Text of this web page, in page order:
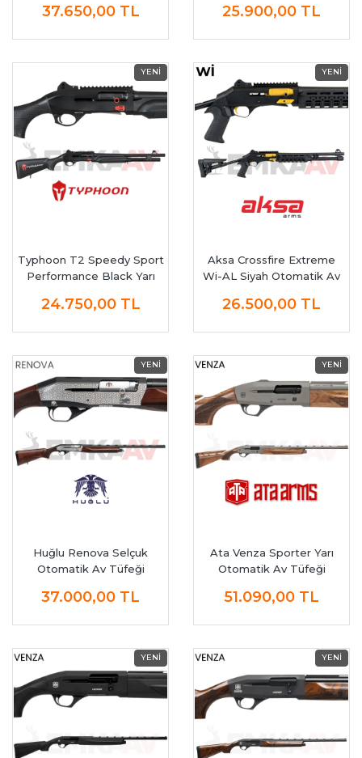
37.650,00 TL 25.900,00 TL
Typhoon T2 Speedy Sport
Performance Black Yarı
24.750,00 TL
Aksa Crossfire Extreme
Wi-AL Siyah Otomatik Av
26.500,00 TL
Huğlu Renova Selçuk
Otomatik Av Tüfeği
37.000,00 TL
Ata Venza Sporter Yarı
Otomatik Av Tüfeği
51.090,00 TL